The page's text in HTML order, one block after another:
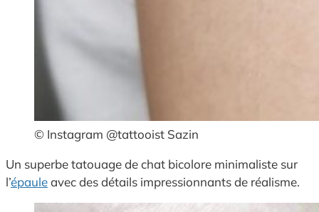
© Instagram @tattooist Sazin
Un superbe tatouage de chat bicolore minimaliste sur
l’épauleavec des détails impressionnants de réalisme.